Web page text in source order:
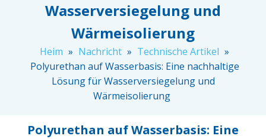
Wasserversiegelung und
Wärmeisolierung
Heim » Nachricht » Technische Artikel »
Polyurethan auf Wasserbasis: Eine nachhaltige
Lösung für Wasserversiegelung und
Wärmeisolierung
Polyurethan auf Wasserbasis: Eine